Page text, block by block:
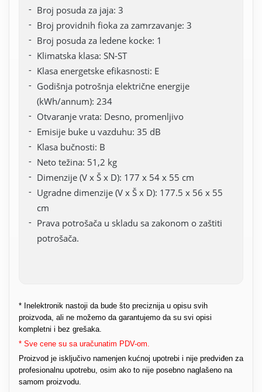
Broj posuda za jaja: 3
Broj providnih fioka za zamrzavanje: 3
Broj posuda za ledene kocke: 1
Klimatska klasa: SN-ST
Klasa energetske efikasnosti: E
Godišnja potrošnja električne energije
(kWh/annum): 234
Otvaranje vrata: Desno, promenljivo
Emisije buke u vazduhu: 35 dB
Klasa bučnosti: B
Neto težina: 51,2 kg
Dimenzije (V x Š x D): 177 x 54 x 55 cm
Ugradne dimenzije (V x Š x D): 177.5 x 56 x 55
cm
Prava potrošača u skladu sa zakonom o zaštiti
potrošača.
* Inelektronik nastoji da bude što preciznija u opisu svih
proizvoda, ali ne možemo da garantujemo da su svi opisi
kompletni i bez grešaka.
* Sve cene su sa uračunatim PDV-om.
Proizvod je isključivo namenjen kućnoj upotrebi i nije predviđen za
profesionalnu upotrebu, osim ako to nije posebno naglašeno na
samom proizvodu.